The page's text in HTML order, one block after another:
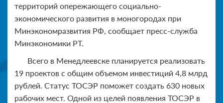
территорий опережающего социально-
экономического развития в моногородах при
Минэкономразвития РФ, сообщает пресс-служба
Минэкономики РТ.
Всего в Менедлеевске планируется реализовать
19 проектов с общим объемом инвестиций 4,8 млрд
рублей. Статус ТОСЭР поможет создать 630 новых
рабочих мест. Одной из целей появления ТОСЭР в